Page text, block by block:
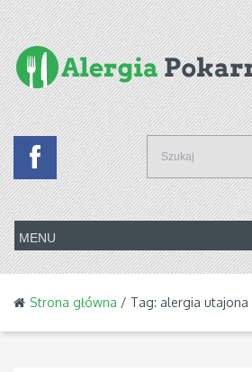
Strona główna / Tag: alergia utajona